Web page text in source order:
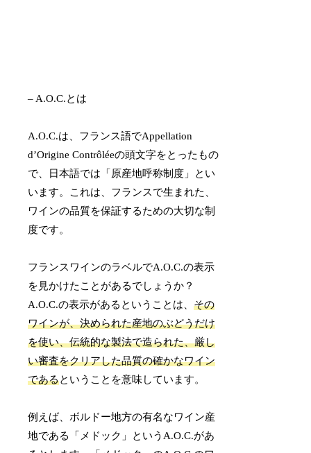
– A.O.C.とは
A.O.C.は、フランス語でAppellation
d’Origine Contrôléeの頭文字をとったもの
で、日本語では「原産地呼称制度」とい
います。これは、フランスで生まれた、
ワインの品質を保証するための大切な制
度です。
フランスワインのラベルでA.O.C.の表示
を見かけたことがあるでしょうか？
A.O.C.の表示があるということは、その
ワインが、決められた産地のぶどうだけ
を使い、伝統的な製法で造られた、厳し
い審査をクリアした品質の確かなワイン
であるということを意味しています。
例えば、ボルドー地方の有名なワイン産
地である「メドック」というA.O.C.があ